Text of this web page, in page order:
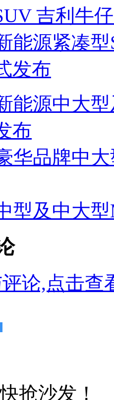
吉利牛
能源紧凑
发布
能源中大
布
华品牌中
型及中大
论,点击查
抢沙发！